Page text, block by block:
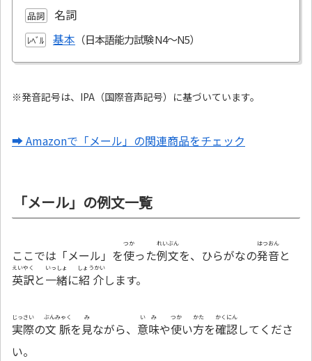
品詞 名詞
ﾚﾍﾞﾙ 基本
※発音記号は、IPA（国際音声記号）に基づいています。
➡ Amazonで「メール」の関連商品をチェック
「メール」の例文一覧
ここでは「メール」を使
つか
った例文
れいぶん
を、ひらがなの発音
はつおん
と
英訳
えいやく
と一緒
いっしょ
に紹介
しょうかい
します。
実際
じっさい
の文脈
ぶんみゃく
を見
み
ながら、 意味
いみ
や使
つか
い方
かた
を確認
かくにん
してくださ
い。